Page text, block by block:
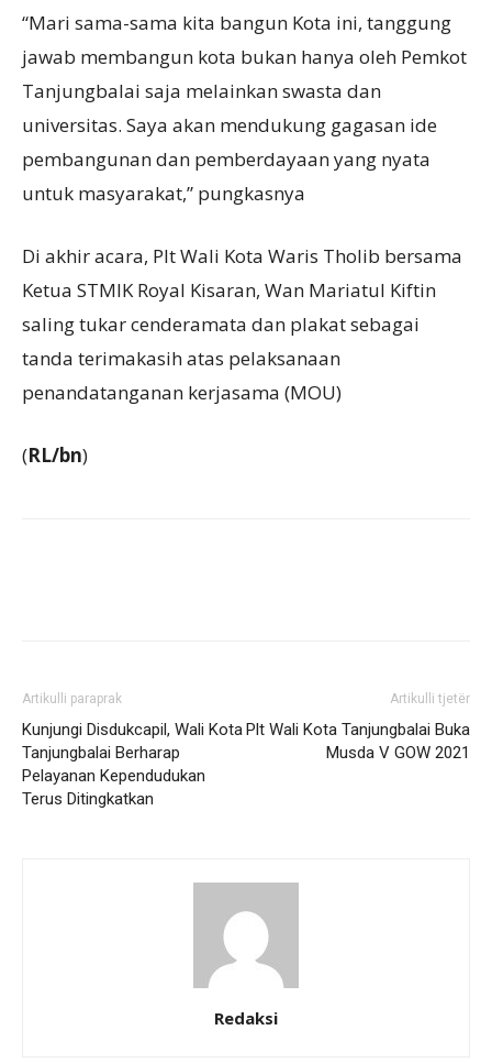
“Mari sama-sama kita bangun Kota ini, tanggung
jawab membangun kota bukan hanya oleh Pemkot
Tanjungbalai saja melainkan swasta dan
universitas. Saya akan mendukung gagasan ide
pembangunan dan pemberdayaan yang nyata
untuk masyarakat,” pungkasnya
Di akhir acara, Plt Wali Kota Waris Tholib bersama
Ketua STMIK Royal Kisaran, Wan Mariatul Kiftin
saling tukar cenderamata dan plakat sebagai
tanda terimakasih atas pelaksanaan
penandatanganan kerjasama (MOU)
(RL/bn)
Artikulli paraprak
Kunjungi Disdukcapil, Wali Kota
Tanjungbalai Berharap
Pelayanan Kependudukan
Terus Ditingkatkan
Artikulli tjetër
Plt Wali Kota Tanjungbalai Buka
Musda V GOW 2021
Redaksi